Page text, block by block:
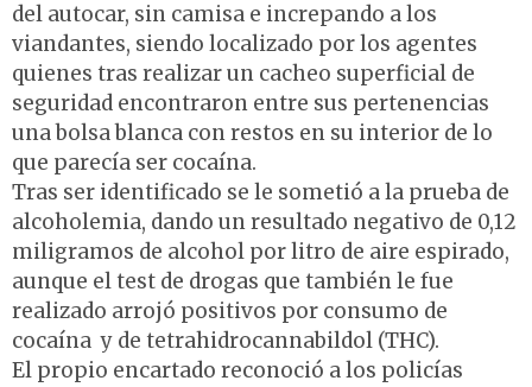
del autocar, sin camisa e increpando a los
viandantes, siendo localizado por los agentes
quienes tras realizar un cacheo superficial de
seguridad encontraron entre sus pertenencias
una bolsa blanca con restos en su interior de lo
que parecía ser cocaína.
Tras ser identificado se le sometió a la prueba de
alcoholemia, dando un resultado negativo de 0,12
miligramos de alcohol por litro de aire espirado,
aunque el test de drogas que también le fue
realizado arrojó positivos por consumo de
cocaína y de tetrahidrocannabildol (THC).
El propio encartado reconoció a los policías